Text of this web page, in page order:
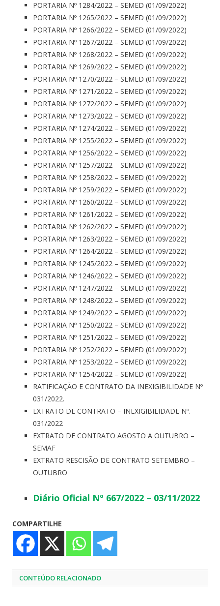
PORTARIA Nº 1284/2022 – SEMED (01/09/2022)
PORTARIA Nº 1265/2022 – SEMED (01/09/2022)
PORTARIA Nº 1266/2022 – SEMED (01/09/2022)
PORTARIA Nº 1267/2022 – SEMED (01/09/2022)
PORTARIA Nº 1268/2022 – SEMED (01/09/2022)
PORTARIA Nº 1269/2022 – SEMED (01/09/2022)
PORTARIA Nº 1270/2022 – SEMED (01/09/2022)
PORTARIA Nº 1271/2022 – SEMED (01/09/2022)
PORTARIA Nº 1272/2022 – SEMED (01/09/2022)
PORTARIA Nº 1273/2022 – SEMED (01/09/2022)
PORTARIA Nº 1274/2022 – SEMED (01/09/2022)
PORTARIA Nº 1255/2022 – SEMED (01/09/2022)
PORTARIA Nº 1256/2022 – SEMED (01/09/2022)
PORTARIA Nº 1257/2022 – SEMED (01/09/2022)
PORTARIA Nº 1258/2022 – SEMED (01/09/2022)
PORTARIA Nº 1259/2022 – SEMED (01/09/2022)
PORTARIA Nº 1260/2022 – SEMED (01/09/2022)
PORTARIA Nº 1261/2022 – SEMED (01/09/2022)
PORTARIA Nº 1262/2022 – SEMED (01/09/2022)
PORTARIA Nº 1263/2022 – SEMED (01/09/2022)
PORTARIA Nº 1264/2022 – SEMED (01/09/2022)
PORTARIA Nº 1245/2022 – SEMED (01/09/2022)
PORTARIA Nº 1246/2022 – SEMED (01/09/2022)
PORTARIA Nº 1247/2022 – SEMED (01/09/2022)
PORTARIA Nº 1248/2022 – SEMED (01/09/2022)
PORTARIA Nº 1249/2022 – SEMED (01/09/2022)
PORTARIA Nº 1250/2022 – SEMED (01/09/2022)
PORTARIA Nº 1251/2022 – SEMED (01/09/2022)
PORTARIA Nº 1252/2022 – SEMED (01/09/2022)
PORTARIA Nº 1253/2022 – SEMED (01/09/2022)
PORTARIA Nº 1254/2022 – SEMED (01/09/2022)
RATIFICAÇÃO E CONTRATO DA INEXIGIBILIDADE Nº
031/2022.
EXTRATO DE CONTRATO – INEXIGIBILIDADE Nº.
031/2022
EXTRATO DE CONTRATO AGOSTO A OUTUBRO –
SEMAF
EXTRATO RESCISÃO DE CONTRATO SETEMBRO –
OUTUBRO
Diário Oficial Nº 667/2022 – 03/11/2022
COMPARTILHE
CONTEÚDO RELACIONADO